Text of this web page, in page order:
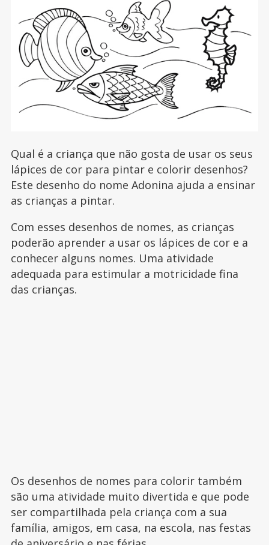
Qual é a criança que não gosta de usar os seus
lápices de cor para pintar e colorir desenhos?
Este desenho do nome Adonina ajuda a ensinar
as crianças a pintar.
Com esses desenhos de nomes, as crianças
poderão aprender a usar os lápices de cor e a
conhecer alguns nomes. Uma atividade
adequada para estimular a motricidade fina
das crianças.
Os desenhos de nomes para colorir também
são uma atividade muito divertida e que pode
ser compartilhada pela criança com a sua
família, amigos, em casa, na escola, nas festas